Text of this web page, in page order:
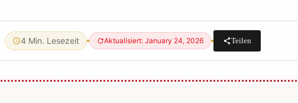
4 Min. Lesezeit Aktualisiert: January 24, 2026 Teilen